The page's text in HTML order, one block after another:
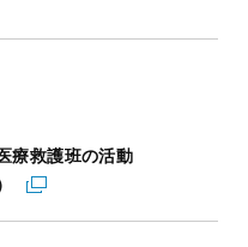
療救護班の活動